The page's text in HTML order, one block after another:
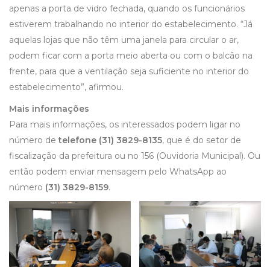
apenas a porta de vidro fechada, quando os funcionários
estiverem trabalhando no interior do estabelecimento. “Já
aquelas lojas que não têm uma janela para circular o ar,
podem ficar com a porta meio aberta ou com o balcão na
frente, para que a ventilação seja suficiente no interior do
estabelecimento”, afirmou.
Mais informações
Para mais informações, os interessados podem ligar no
número detelefone (31) 3829-8135, que é do setor de
fiscalização da prefeitura ou no 156 (Ouvidoria Municipal). Ou
então podem enviar mensagem pelo WhatsApp ao
número (31) 3829-8159.